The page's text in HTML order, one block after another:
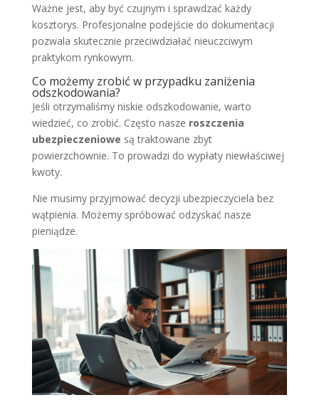
Ważne jest, aby być czujnym i sprawdzać każdy
kosztorys. Profesjonalne podejście do dokumentacji
pozwala skutecznie przeciwdziałać nieuczciwym
praktykom rynkowym.
Co możemy zrobić w przypadku zaniżenia
odszkodowania?
Jeśli otrzymaliśmy niskie odszkodowanie, warto
wiedzieć, co zrobić. Często nasze roszczenia
ubezpieczeniowe są traktowane zbyt
powierzchownie. To prowadzi do wypłaty niewłaściwej
kwoty.
Nie musimy przyjmować decyzji ubezpieczyciela bez
wątpienia. Możemy spróbować odzyskać nasze
pieniądze.